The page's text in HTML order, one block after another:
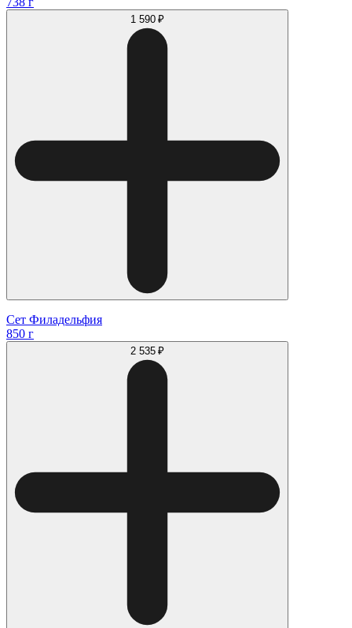
1 590 ₽
Сет Филадельфия
850 г
2 535 ₽